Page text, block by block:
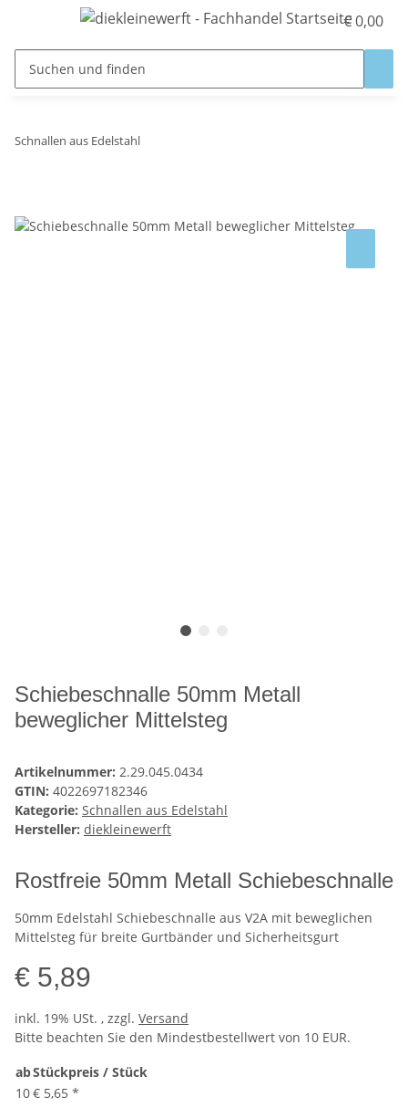
€ 0,00
Schnallen aus Edelstahl
Schiebeschnalle 50mm Metall
beweglicher Mittelsteg
Artikelnummer: 2.29.045.0434
GTIN: 4022697182346
Kategorie: Schnallen aus Edelstahl
Hersteller: diekleinewerft
Rostfreie 50mm Metall Schiebeschnalle
50mm Edelstahl Schiebeschnalle aus V2A mit beweglichen
Mittelsteg für breite Gurtbänder und Sicherheitsgurt
€ 5,89
inkl. 19% USt. , zzgl. Versand
Bitte beachten Sie den Mindestbestellwert von 10 EUR.
abStückpreis / Stück
10€ 5,65 *